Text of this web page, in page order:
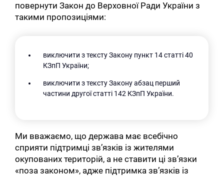
повернути Закон до Верховної Ради України з
такими пропозиціями:
виключити з тексту Закону пункт 14 статті 40
КЗпП України;
виключити з тексту Закону абзац перший
частини другої статті 142 КЗпП України.
Ми вважаємо, що держава має всебічно
сприяти підтримці зв’язків із жителями
окупованих територій, а не ставити ці зв’язки
«поза законом», адже підтримка зв’язків із